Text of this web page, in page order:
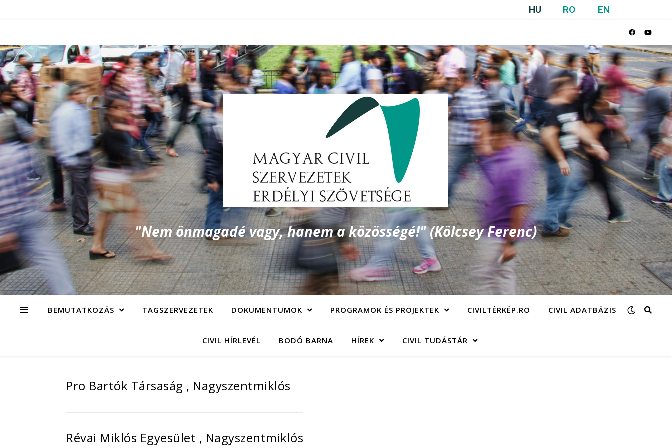
HU RO EN
"Nem önmagadé vagy, hanem a közösségé!" (Kölcsey Ferenc)
BEMUTATKOZÁS TAGSZERVEZETEK DOKUMENTUMOK PROGRAMOK ÉS PROJEKTEK CIVILTÉRKÉP.RO CIVIL ADATBÁZIS
CIVIL HÍRLEVÉL BODÓ BARNA HÍREK CIVIL TUDÁSTÁR
Pro Bartók Társaság , Nagyszentmiklós
Révai Miklós Egyesület , Nagyszentmiklós